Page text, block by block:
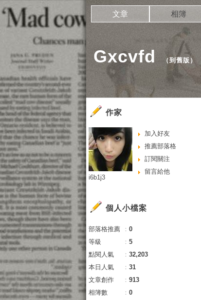
Gxcvfd （到舊版 ）
文章 相簿
作家
加入好友
推薦部落格
訂閱關注
留言給他
i6b1j3
個人小檔案
部落格推薦 ： 0
等級
： 5
點閱人氣
： 32,203
本日人氣
： 31
文章創作
： 913
相簿數
： 0